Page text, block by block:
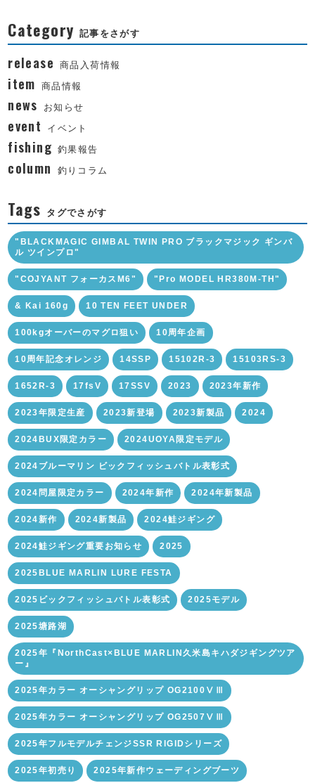
Category 記事をさがす
release 商品入荷情報
item 商品情報
news お知らせ
event イベント
fishing 釣果報告
column 釣りコラム
Tags タグでさがす
"BLACKMAGIC GIMBAL TWIN PRO ブラックマジック ギンバ
ル ツインプロ"
"COJYANT フォーカスM6" "Pro MODEL HR380M-TH"
& Kai 160g 10 TEN FEET UNDER
100kgオーバーのマグロ狙い 10周年企画
10周年記念オレンジ 14SSP 15102R-3 15103RS-3
1652R-3 17fsV 17SSV 2023 2023年新作
2023年限定生産 2023新登場 2023新製品 2024
2024BUX限定カラー 2024UOYA限定モデル
2024ブルーマリン ビックフィッシュバトル表彰式
2024問屋限定カラー 2024年新作 2024年新製品
2024新作 2024新製品 2024鮭ジギング
2024鮭ジギング重要お知らせ 2025
2025BLUE MARLIN LURE FESTA
2025ビックフィッシュバトル表彰式 2025モデル
2025塘路湖
2025年『NorthCast×BLUE MARLIN久米島キハダジギングツア
ー』
2025年カラー オーシャングリップ OG2100ⅤⅢ
2025年カラー オーシャングリップ OG2507ⅤⅢ
2025年フルモデルチェンジSSR RIGIDシリーズ
2025年初売り 2025年新作ウェーディングブーツ